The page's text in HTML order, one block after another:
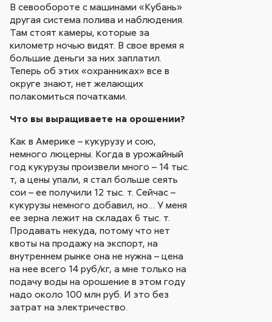
В севообороте с машинами «Кубань»
другая система полива и наблюдения.
Там стоят камеры, которые за
километр ночью видят. В свое время я
большие деньги за них заплатил.
Теперь об этих «охранниках» все в
округе знают, нет желающих
полакомиться початками.
Что вы выращиваете на орошении?
Как в Америке – кукурузу и сою,
немного люцерны. Когда в урожайный
год кукурузы произвели много – 14 тыс.
т, а цены упали, я стал больше сеять
сои – ее получили 12 тыс. т. Сейчас –
кукурузы немного добавил, но… У меня
ее зерна лежит на складах 6 тыс. т.
Продавать некуда, потому что нет
квоты на продажу на экспорт, на
внутреннем рынке она не нужна – цена
на нее всего 14 руб/кг, а мне только на
подачу воды на орошение в этом году
надо около 100 млн руб. И это без
затрат на электричество.